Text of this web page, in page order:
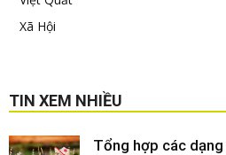
Xã Hội
TIN XEM NHIỀU
Tổng hợp các